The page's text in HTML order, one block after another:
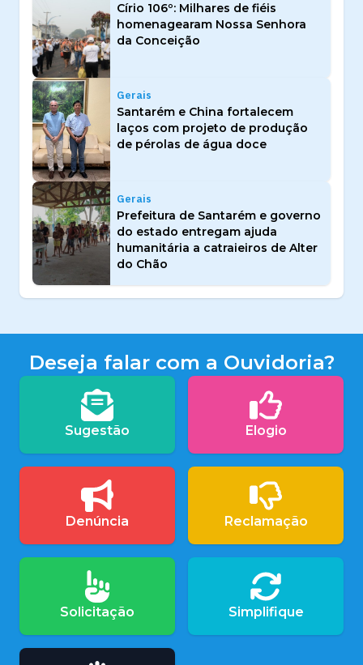
Círio 106º: Milhares de fiéis
homenagearam Nossa Senhora
da Conceição
Gerais
Santarém e China fortalecem
laços com projeto de produção
de pérolas de água doce
Gerais
Prefeitura de Santarém e governo
do estado entregam ajuda
humanitária a catraieiros de Alter
do Chão
Deseja falar com a Ouvidoria?
Sugestão Elogio
Denúncia Reclamação
Solicitação Simplifique